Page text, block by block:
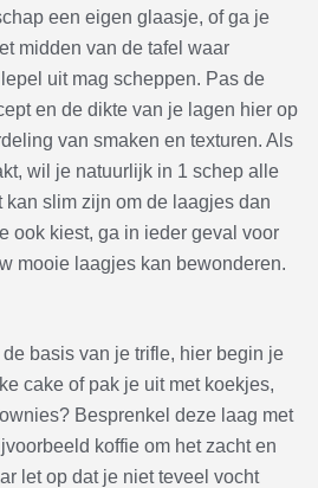
een eigen glaasje, of ga je
midden van de tafel waar
uit mag scheppen. Pas de
en de dikte van je lagen hier op
van smaken en texturen. Als
wil je natuurlijk in 1 schep alle
kan slim zijn om de laagjes dan
ook kiest, ga in ieder geval voor
mooie laagjes kan bewonderen.
basis van je trifle, hier begin je
cake of pak je uit met koekjes,
Besprenkel deze laag met
koffie om het zacht en
let op dat je niet teveel vocht